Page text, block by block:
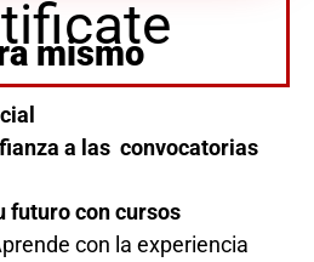
mismo
a las convocatorias
futuro con cursos
con la experiencia